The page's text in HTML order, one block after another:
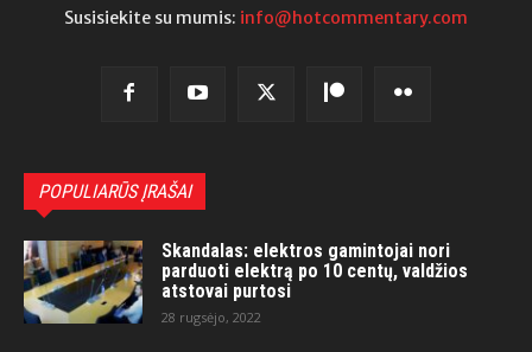
Susisiekite su mumis: info@hotcommentary.com
POPULIARŪS ĮRAŠAI
Skandalas: elektros gamintojai nori
parduoti elektrą po 10 centų, valdžios
atstovai purtosi
28 rugsėjo, 2022